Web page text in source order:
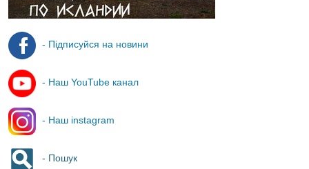
- Підписуйся на новини
- Наш YouTube канал
- Наш instagram
- Пошук